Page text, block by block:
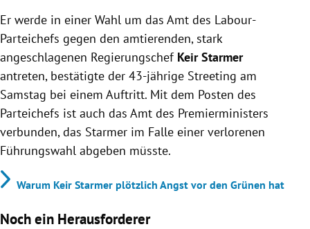
Er werde in einer Wahl um das Amt des Labour-
Parteichefs gegen den amtierenden, stark
angeschlagenen Regierungschef Keir Starmer
antreten, bestätigte der 43-jährige Streeting am
Samstag bei einem Auftritt. Mit dem Posten des
Parteichefs ist auch das Amt des Premierministers
verbunden, das Starmer im Falle einer verlorenen
Führungswahl abgeben müsste.
Warum Keir Starmer plötzlich Angst vor den Grünen hat
Noch ein Herausforderer